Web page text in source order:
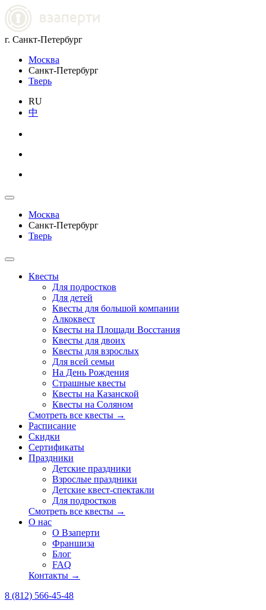
г. Санкт-Петербург
Москва
Санкт-Петербург
Тверь
RU
中
Москва
Санкт-Петербург
Тверь
Квесты
Для подростков
Для детей
Квесты для большой компании
Алкоквест
Квесты на Площади Восстания
Квесты для двоих
Квесты для взрослых
Для всей семьи
На День Рождения
Страшные квесты
Квесты на Казанской
Квесты на Соляном
Смотреть все квесты →
Расписание
Скидки
Сертификаты
Праздники
Детские праздники
Взрослые праздники
Детские квест-спектакли
Для подростков
Смотреть все квесты →
О нас
О Взаперти
Франшиза
Блог
FAQ
Контакты →
8 (812) 566-45-48